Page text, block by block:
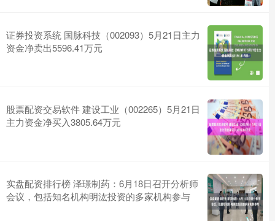
证券投资系统 国脉科技（002093）5月21日主力
资金净卖出5596.41万元
股票配资交易软件 建设工业（002265）5月21日
主力资金净买入3805.64万元
实盘配资排行榜 泽璟制药：6月18日召开分析师
会议，包括知名机构明汯投资的多家机构参与